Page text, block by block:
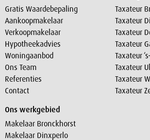
Gratis Waardebepaling
Aankoopmakelaar
Verkoopmakelaar
Hypotheekadvies
Woningaanbod
Ons Team
Referenties
Contact
Taxateur
Taxateur
Taxateur
Taxateur
Taxateur
Taxateur
Taxateur
Taxateur
Ons werkgebied
Makelaar Bronckhorst
Makelaar Dinxperlo